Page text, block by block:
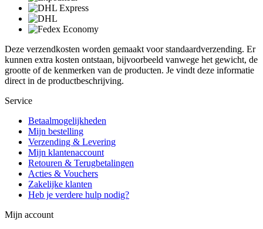
Deze verzendkosten worden gemaakt voor standaardverzending. Er
kunnen extra kosten ontstaan, bijvoorbeeld vanwege het gewicht, de
grootte of de kenmerken van de producten. Je vindt deze informatie
direct in de productbeschrijving.
Service
Betaalmogelijkheden
Mijn bestelling
Verzending & Levering
Mijn klantenaccount
Retouren & Terugbetalingen
Acties & Vouchers
Zakelijke klanten
Heb je verdere hulp nodig?
Mijn account